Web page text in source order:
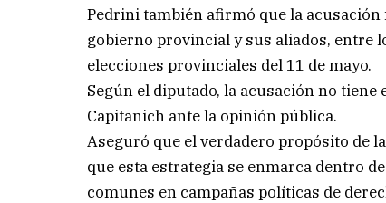
Pedrini también afirmó que la
gobierno provincial y sus aliados, entre
elecciones provinciales del 11 de mayo.
Según el diputado, la acusación no
Capitanich ante la opinión pública.
Aseguró que el verdadero propósito de
que esta estrategia se enmarca dentro
comunes en campañas políticas de